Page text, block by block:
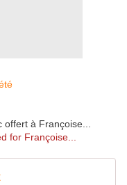
à Françoise...
for Françoise...